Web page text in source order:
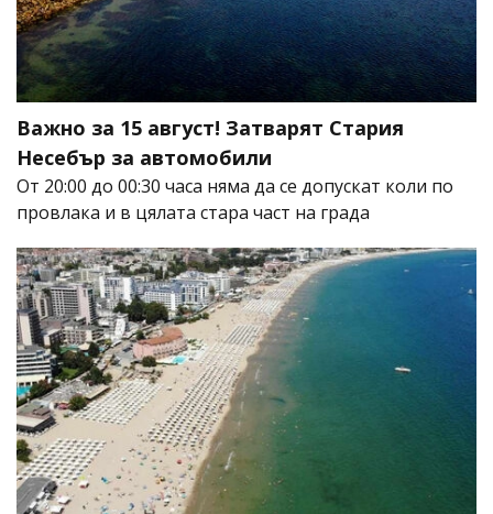
Важно за 15 август! Затварят Стария
Несебър за автомобили
От 20:00 до 00:30 часа няма да се допускат коли по
провлака и в цялата стара част на града